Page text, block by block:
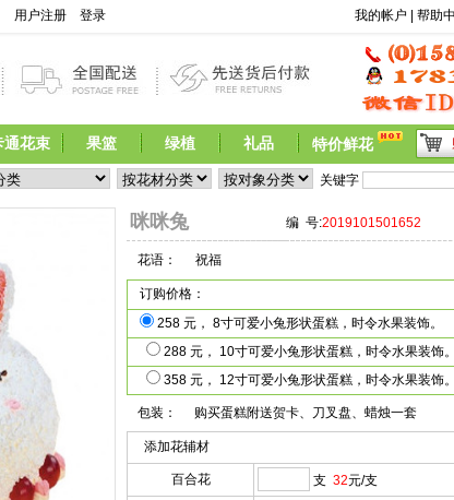
用户注册 登录 我的帐户 帮助
通花束 果篮 绿植 礼品 特价鲜花
16 母亲节鲜花开始预定,现在预定即享受优惠价格,  告诉妈妈你爱她...
关键字
咪咪兔 编 号:2019101501652
花语： 祝福
订购价格：
258 元， 8寸可爱小兔形状蛋糕，时令水果装饰。
288 元， 10寸可爱小兔形状蛋糕，时令水果装饰。
358 元， 12寸可爱小兔形状蛋糕，时令水果装饰。
包装： 购买蛋糕附送贺卡、刀叉盘、蜡烛一套
添加花辅材
百合花 支 32元/支